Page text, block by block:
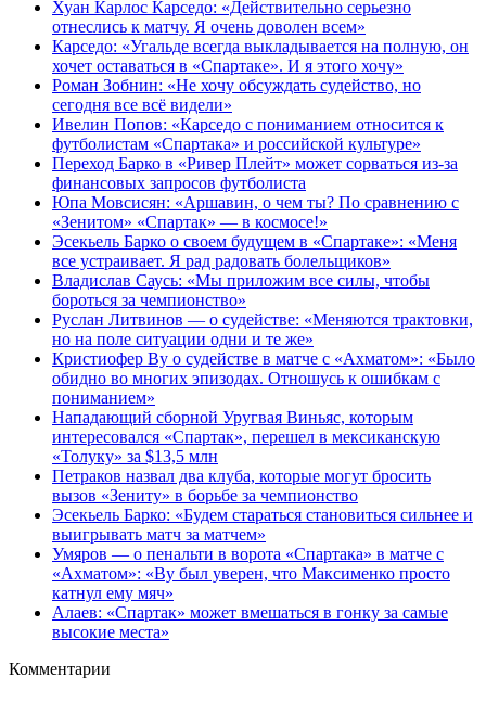
Хуан Карлос Карседо: «Действительно серьезно
отнеслись к матчу. Я очень доволен всем»
Карседо: «Угальде всегда выкладывается на полную, он
хочет оставаться в «Спартаке». И я этого хочу»
Роман Зобнин: «Не хочу обсуждать судейство, но
сегодня все всё видели»
Ивелин Попов: «Карседо с пониманием относится к
футболистам «Спартака» и российской культуре»
Переход Барко в «Ривер Плейт» может сорваться из‑за
финансовых запросов футболиста
Юпа Мовсисян: «Аршавин, о чем ты? По сравнению с
«Зенитом» «Спартак» — в космосе!»
Эсекьель Барко о своем будущем в «Спартаке»: «Меня
все устраивает. Я рад радовать болельщиков»
Владислав Саусь: «Мы приложим все силы, чтобы
бороться за чемпионство»
Руслан Литвинов — о судействе: «Меняются трактовки,
но на поле ситуации одни и те же»
Кристиофер Ву о судействе в матче с «Ахматом»: «Было
обидно во многих эпизодах. Отношусь к ошибкам с
пониманием»
Нападающий сборной Уругвая Виньяс, которым
интересовался «Спартак», перешел в мексиканскую
«Толуку» за $13,5 млн
Петраков назвал два клуба, которые могут бросить
вызов «Зениту» в борьбе за чемпионство
Эсекьель Барко: «Будем стараться становиться сильнее и
выигрывать матч за матчем»
Умяров — о пенальти в ворота «Спартака» в матче с
«Ахматом»: «Ву был уверен, что Максименко просто
катнул ему мяч»
Алаев: «Спартак» может вмешаться в гонку за самые
высокие места»
Комментарии